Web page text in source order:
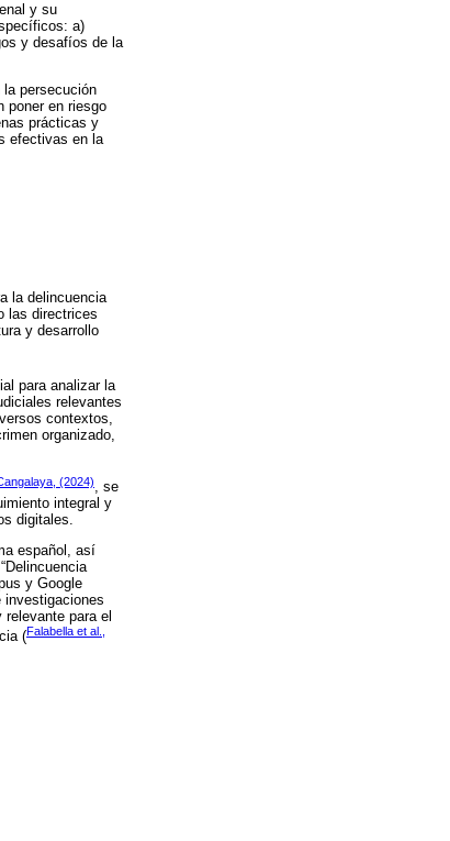
y su
a)
y desafíos de la
persecución
poner en riesgo
prácticas y
efectivas en la
la delincuencia
las directrices
y desarrollo
para analizar la
relevantes
contextos,
organizado,
(2024)
, se
integral y
digitales.
español, así
y Google
para el
(Falabella et al.,